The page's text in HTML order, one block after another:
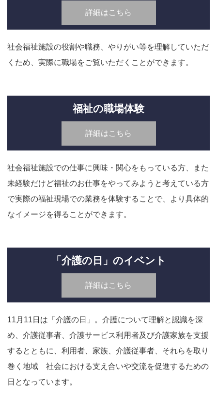
詳細はこちら
社会福祉施設の役割や職務、やりがい等を理解していただ
くため、実際に職場をご覧いただくことができます。
福祉の職場体験
詳細はこちら
社会福祉施設での仕事に興味・関心をもっている方、また
未経験だけど福祉のお仕事をやってみようと考えている方
で実際の福祉現場での業務を体験することで、より具体的
なイメージを得ることができます。
「介護の日」のイベント
詳細はこちら
11月11日は「介護の日」。介護について理解と認識を深
め、介護従事者、介護サービス利用者及び介護家族を支援
するとともに、利用者、家族、介護従事者、それらを取り
巻く地域 社会における支え合いや交流を促進するための
日となっています。